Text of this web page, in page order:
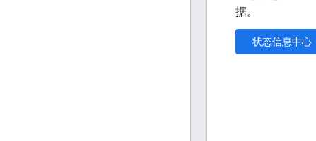
据。
状态信息中心